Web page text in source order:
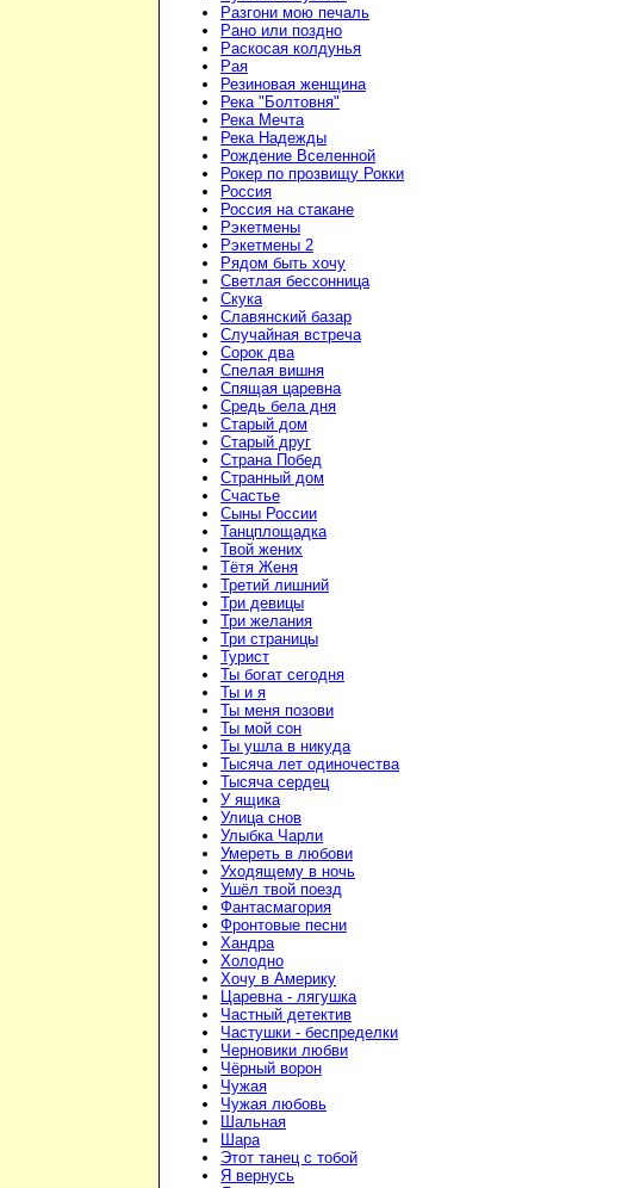
Разгони мою печаль
Рано или поздно
Раскосая колдунья
Рая
Резиновая женщина
Река "Болтовня"
Река Мечта
Река Надежды
Рождение Вселенной
Рокер по прозвищу Рокки
Россия
Россия на стакане
Рэкетмены
Рэкетмены 2
Рядом быть хочу
Светлая бессонница
Скука
Славянский базар
Случайная встреча
Сорок два
Спелая вишня
Спящая царевна
Средь бела дня
Старый дом
Старый друг
Страна Побед
Странный дом
Счастье
Сыны России
Танцплощадка
Твой жених
Тётя Женя
Третий лишний
Три девицы
Три желания
Три страницы
Турист
Ты богат сегодня
Ты и я
Ты меня позови
Ты мой сон
Ты ушла в никуда
Тысяча лет одиночества
Тысяча сердец
У ящика
Улица снов
Улыбка Чарли
Умереть в любови
Уходящему в ночь
Ушёл твой поезд
Фантасмагория
Фронтовые песни
Хандра
Холодно
Хочу в Америку
Царевна - лягушка
Частный детектив
Частушки - беспределки
Черновики любви
Чёрный ворон
Чужая
Чужая любовь
Шальная
Шара
Этот танец с тобой
Я вернусь